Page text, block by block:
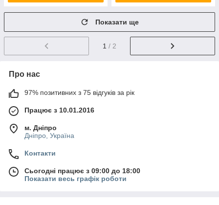
Показати ще
1 / 2
Про нас
97% позитивних з 75 відгуків за рік
Працює з 10.01.2016
м. Дніпро
Дніпро, Україна
Контакти
Сьогодні працює з 09:00 до 18:00
Показати весь графік роботи